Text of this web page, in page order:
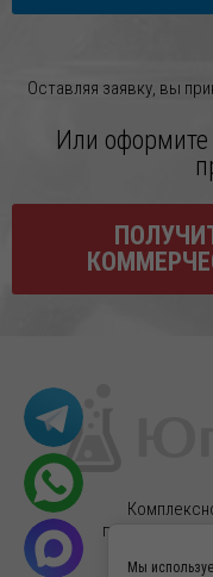
Оставляя заявку, вы
Или оформите
продукцией,
Мы